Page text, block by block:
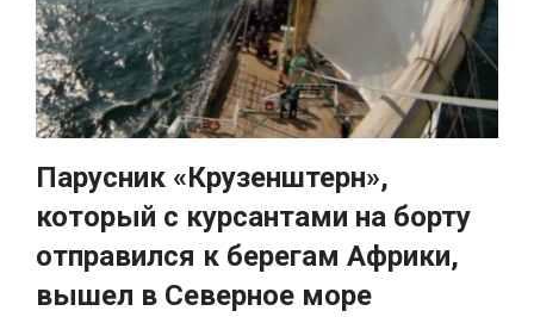
Парусник «Крузенштерн»,
который с курсантами на борту
отправился к берегам Африки,
вышел в Северное море